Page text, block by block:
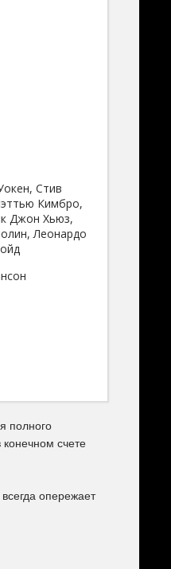
Стив
Кимбро,
Джон Хьюз,
Леонардо
полного
счете
опережает